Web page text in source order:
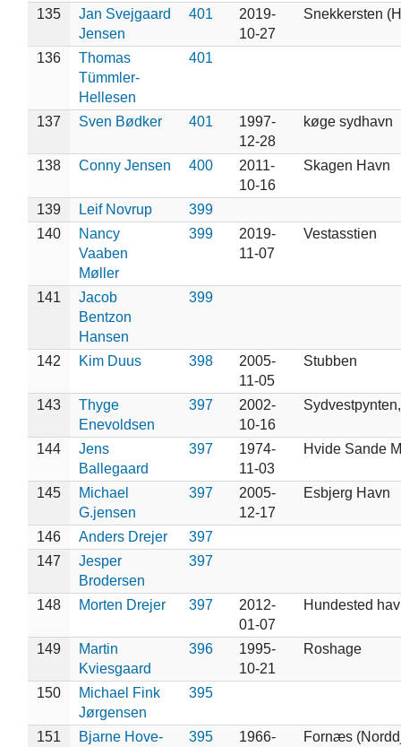
135
Jan Svejgaard
Jensen
401
2019-
10-27
Snekkersten
136
Thomas
Tümmler-
Hellesen
401
137 Sven Bødker 401
1997-
12-28
køge sydhavn
138 Conny Jensen 400
2011-
10-16
Skagen Havn
139 Leif Novrup
399
140
Nancy
Vaaben
Møller
399
2019-
11-07
Vestasstien
141
Jacob
Bentzon
Hansen
399
142 Kim Duus 398
2005-
11-05
Stubben
143
Thyge
Enevoldsen
397
2002-
10-16
144
Jens
Ballegaard
397
1974-
11-03
Hvide Sande
145
Michael
G.jensen
397
2005-
12-17
Esbjerg Havn
146 Anders Drejer
397
147
Jesper
Brodersen
397
148 Morten Drejer 397
2012-
01-07
Hundested
149
Martin
Kviesgaard
396
1995-
10-21
Roshage
150
Michael Fink
Jørgensen
395
151
Bjarne Hove-
395
1966-
Fornæs